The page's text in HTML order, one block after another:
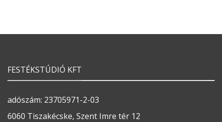
FESTÉKSTÚDIÓ KFT
adószám: 23705971-2-03
6060 Tiszakécske, Szent Imre tér 12